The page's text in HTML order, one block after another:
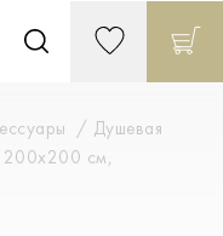
Душевая
200х200 см,